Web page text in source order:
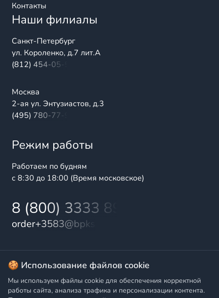
Контакты
Наши филиалы
Санкт-Петербург
ул. Короленко, д.7 лит.А
(812) 454-05-54
Москва
2-ая ул. Энтузиастов, д.3
(495) 780-77-98
Режим работы
Работаем по будням
с 8:30 до 18:00 (Время московское)
8 (800) 3333 899
order+3583@bpks.ru
© 2025 БалтПромКомплект — комплексные поставки
высококачественной продукции промышленного и
бытового назначения
🍪 Использование файлов cookie
Мы используем файлы cookie для обеспечения корректной
работы сайта, анализа трафика и персонализации контента.